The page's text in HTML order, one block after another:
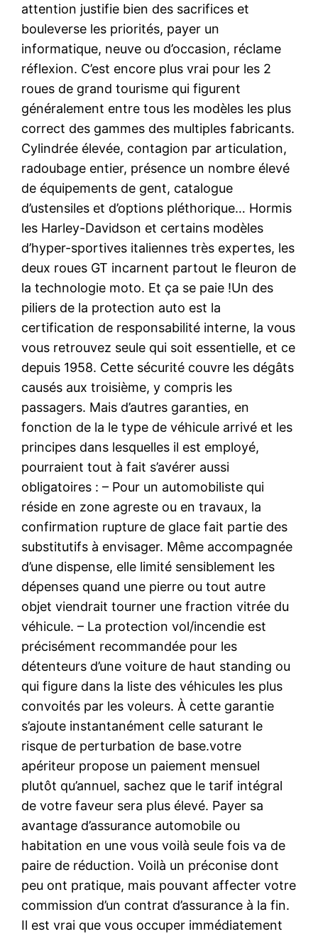
attention justifie bien des sacrifices et
bouleverse les priorités, payer un
informatique, neuve ou d’occasion, réclame
réflexion. C’est encore plus vrai pour les 2
roues de grand tourisme qui figurent
généralement entre tous les modèles les plus
correct des gammes des multiples fabricants.
Cylindrée élevée, contagion par articulation,
radoubage entier, présence un nombre élevé
de équipements de gent, catalogue
d’ustensiles et d’options pléthorique… Hormis
les Harley-Davidson et certains modèles
d’hyper-sportives italiennes très expertes, les
deux roues GT incarnent partout le fleuron de
la technologie moto. Et ça se paie !Un des
piliers de la protection auto est la
certification de responsabilité interne, la vous
vous retrouvez seule qui soit essentielle, et ce
depuis 1958. Cette sécurité couvre les dégâts
causés aux troisième, y compris les
passagers. Mais d’autres garanties, en
fonction de la le type de véhicule arrivé et les
principes dans lesquelles il est employé,
pourraient tout à fait s’avérer aussi
obligatoires : – Pour un automobiliste qui
réside en zone agreste ou en travaux, la
confirmation rupture de glace fait partie des
substitutifs à envisager. Même accompagnée
d’une dispense, elle limité sensiblement les
dépenses quand une pierre ou tout autre
objet viendrait tourner une fraction vitrée du
véhicule. – La protection vol/incendie est
précisément recommandée pour les
détenteurs d’une voiture de haut standing ou
qui figure dans la liste des véhicules les plus
convoités par les voleurs. À cette garantie
s’ajoute instantanément celle saturant le
risque de perturbation de base.votre
apériteur propose un paiement mensuel
plutôt qu’annuel, sachez que le tarif intégral
de votre faveur sera plus élevé. Payer sa
avantage d’assurance automobile ou
habitation en une vous voilà seule fois va de
paire de réduction. Voilà un préconise dont
peu ont pratique, mais pouvant affecter votre
commission d’un contrat d’assurance à la fin.
Il est vrai que vous occuper immédiatement